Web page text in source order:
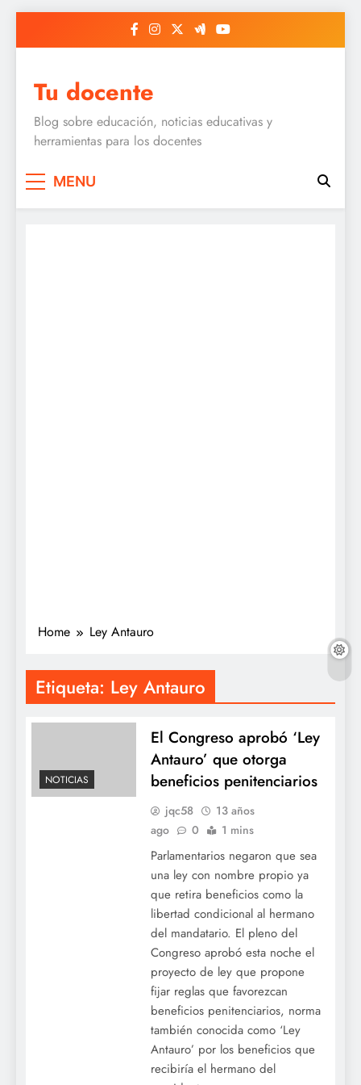
Tu docente
Blog sobre educación, noticias educativas y
herramientas para los docentes
MENU
Home Ley Antauro
Etiqueta: Ley Antauro
NOTICIAS
El Congreso aprobó ‘Ley
Antauro’ que otorga
beneficios penitenciarios
jqc58
13 años
ago
0 1 mins
Parlamentarios negaron que sea
una ley con nombre propio ya
que retira beneficios como la
libertad condicional al hermano
del mandatario. El pleno del
Congreso aprobó esta noche el
proyecto de ley que propone
fijar reglas que favorezcan
beneficios penitenciarios, norma
también conocida como ‘Ley
Antauro’ por los beneficios que
recibiría el hermano del